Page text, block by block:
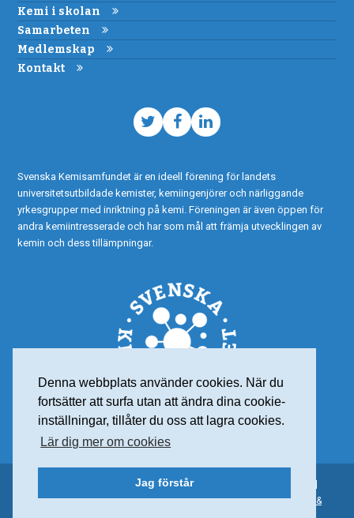
Denna webbplats använder cookies. När du
fortsätter att surfa utan att ändra dina cookie-
inställningar, tillåter du oss att lagra cookies.
Lär dig mer om cookies
Jag förstår
Kemi i skolan
Samarbeten
Medlemskap
Kontakt
TwitterFacebook
LinkedIn
Svenska Kemisamfundet är en ideell förening för landets
universitetsutbildade kemister, kemiingenjörer och närliggande
yrkesgrupper med inriktning på kemi. Föreningen är även öppen för
andra kemiintresserade och har som mål att främja utvecklingen av
kemin och dess tillämpningar.
© 2015 Svenska Kemisamfundet – Alla rättigheter reserverade |
Personuppgiftspolicy| Org nr: 802001-7565 | Webdesign:Frank &